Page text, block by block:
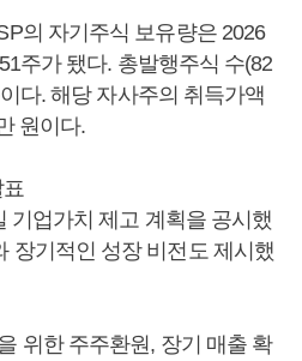
의 자기주식 보유량은 2026
주가 됐다. 총발행주식 수(82
다. 해당 자사주의 취득가액
원이다.
기업가치 제고 계획을 공시했
장기적인 성장 비전도 제시했
위한 주주환원, 장기 매출 확